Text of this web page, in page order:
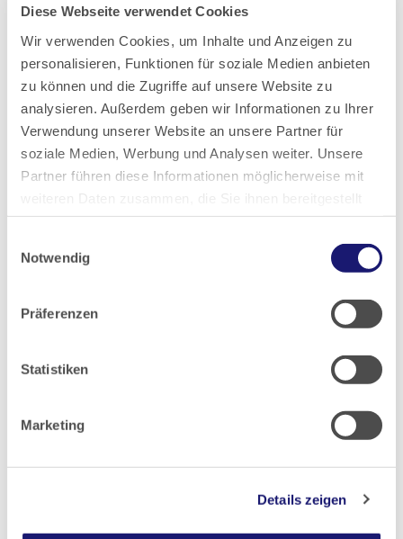
Diese Webseite verwendet Cookies
Wir verwenden Cookies, um Inhalte und Anzeigen zu
personalisieren, Funktionen für soziale Medien anbieten
zu können und die Zugriffe auf unsere Website zu
analysieren. Außerdem geben wir Informationen zu Ihrer
Verwendung unserer Website an unsere Partner für
soziale Medien, Werbung und Analysen weiter. Unsere
Partner führen diese Informationen möglicherweise mit
haben oder die sie im Rahmen Ihrer Nutzung der Dienste
Notwendig
Präferenzen
Statistiken
Marketing
Details zeigen
aufmerksam, dass die Verwendung von
erworben werden, gegebenenfalls arbeits- und strafrechtliche
Konsequenzen (z. B. fristlose Kündigung des
Arbeitsverhältnisses) nach sich ziehen kann, wie eine aktuelle
Entscheidung des Landesarbeitsgerichts (LAG) Hamm
verdeutlicht (Urteil vom 05.09.2025, Az.: 14 SLa 145/25). Das LAG
Hamm bestätigte in diesem Fall die fristlose Kündigung eines
Arbeitnehmers, der im Internet gegen eine Gebühr eine
Wir halten Sie auf dem Laufenden: Mit unserem
Kammer bequem in Ihr E-Mail-Postfach.